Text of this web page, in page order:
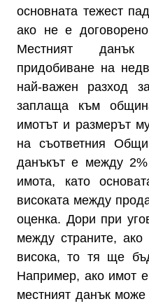
основната тежест
ако не е
Местният данък
придобиване на
най-важен разход
заплаща към
имотът и размерът
на съответния
данъкът е между
имота, като
високата между
оценка. Дори при
между страните,
висока, то тя ще
Например, ако имот
местният данък